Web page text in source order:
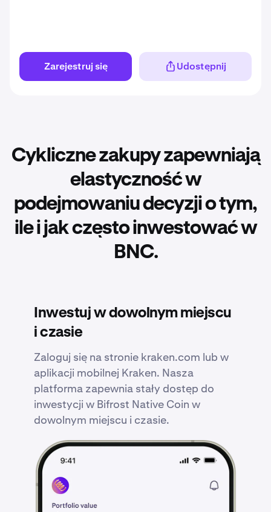
Zarejestruj się Udostępnij
Cykliczne zakupy zapewniają
elastyczność w
podejmowaniu decyzji o tym,
ile i jak często inwestować w
BNC.
Inwestuj w dowolnym miejscu
i czasie
Zaloguj się na stronie kraken.com lub w
aplikacji mobilnej Kraken. Nasza
platforma zapewnia stały dostęp do
inwestycji w Bifrost Native Coin w
dowolnym miejscu i czasie.